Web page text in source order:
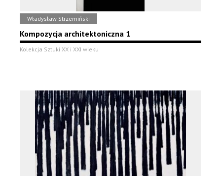
Władysław Strzemiński
Kompozycja architektoniczna 1
Kolekcja Sztuki XX i XXI wieku